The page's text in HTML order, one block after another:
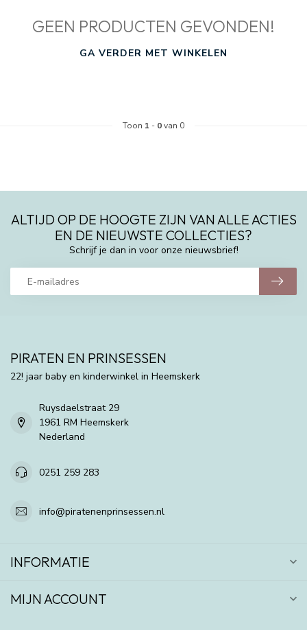
GEEN PRODUCTEN GEVONDEN!
GA VERDER MET WINKELEN
Toon 1 - 0van 0
ALTIJD OP DE HOOGTE ZIJN VAN ALLE ACTIES
EN DE NIEUWSTE COLLECTIES?
Schrijf je dan in voor onze nieuwsbrief!
PIRATEN EN PRINSESSEN
22! jaar baby en kinderwinkel in Heemskerk
Ruysdaelstraat 29
1961 RM Heemskerk
Nederland
0251 259 283
info@piratenenprinsessen.nl
INFORMATIE
MIJN ACCOUNT